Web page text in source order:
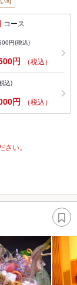
コース
円(税込)
円 （税込）
込)
円 （税込）
い。